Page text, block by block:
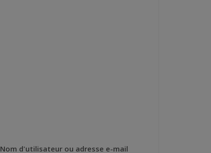
Nom d'utilisateur ou adresse e-mail